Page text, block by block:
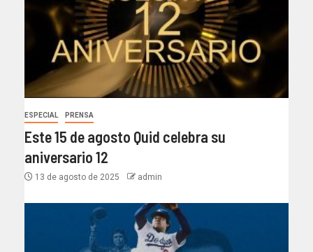
ESPECIAL PRENSA
Este 15 de agosto Quid celebra su
aniversario 12
13 de agosto de 2025 admin